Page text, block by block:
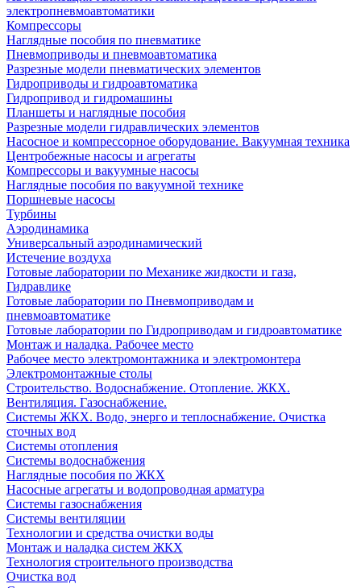
электропневмоавтоматики
Компрессоры
Наглядные пособия по пневматике
Пневмоприводы и пневмоавтоматика
Разрезные модели пневматических элементов
Гидроприводы и гидроавтоматика
Гидропривод и гидромашины
Планшеты и наглядные пособия
Разрезные модели гидравлических элементов
Насосное и компрессорное оборудование. Вакуумная техника
Центробежные насосы и агрегаты
Компрессоры и вакуумные насосы
Наглядные пособия по вакуумной технике
Поршневые насосы
Турбины
Аэродинамика
Универсальный аэродинамический
Истечение воздуха
Готовые лаборатории по Механике жидкости и газа,
Гидравлике
Готовые лаборатории по Пневмоприводам и
пневмоавтоматике
Готовые лаборатории по Гидроприводам и гидроавтоматике
Монтаж и наладка. Рабочее место
Рабочее место электромонтажника и электромонтера
Электромонтажные столы
Строительство. Водоснабжение. Отопление. ЖКХ.
Вентиляция. Газоснабжение.
Системы ЖКХ. Водо, энерго и теплоснабжение. Очистка
сточных вод
Системы отопления
Системы водоснабжения
Наглядные пособия по ЖКХ
Насосные агрегаты и водопроводная арматура
Системы газоснабжения
Системы вентиляции
Технологии и средства очистки воды
Монтаж и наладка систем ЖКХ
Технология строительного производства
Очистка вод